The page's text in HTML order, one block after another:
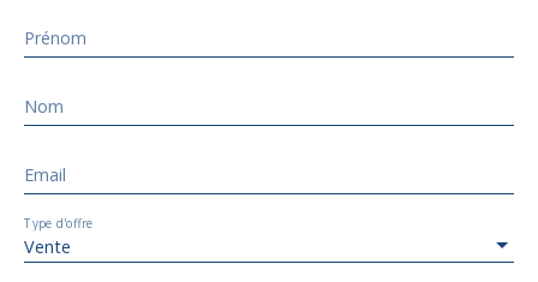
Prénom
Nom
Email
Vente
Type d'offre